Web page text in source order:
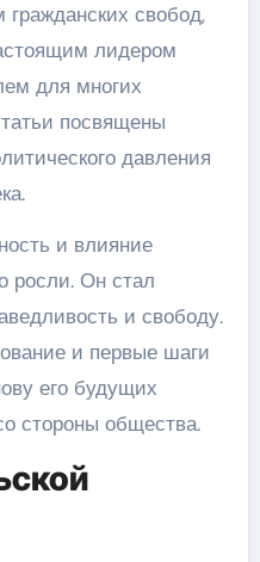
свобод,
лидером
для многих
посвящены
давления
и влияние
росли. Он стал
и свободу.
и первые шаги
его будущих
стороны общества.